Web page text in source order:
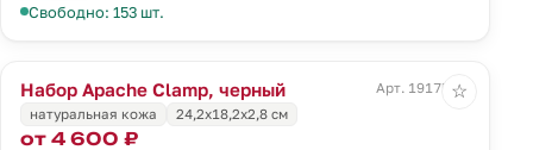
Свободно: 153 шт.
Набор Apache Clamp, черный
Арт. 19175.30
натуральная кожа
24,2х18,2х2,8 см
от 4 600 ₽
☆